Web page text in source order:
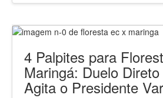
4 Palpites para
Maringá: Duelo
Agita o Presidente